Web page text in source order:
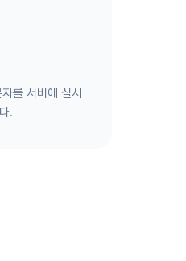
를 서버에 실시
.